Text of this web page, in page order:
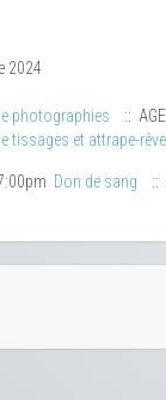
2024
photographies
::
tissages et attrape-
Don de sang ::